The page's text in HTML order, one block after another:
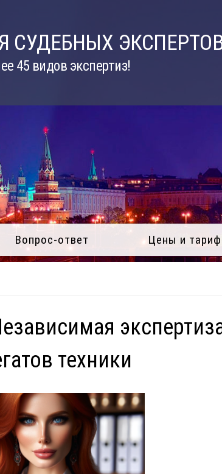
СУДЕБНЫХ
45 видов экспертиз!
Вопрос-ответ Цены и
техники